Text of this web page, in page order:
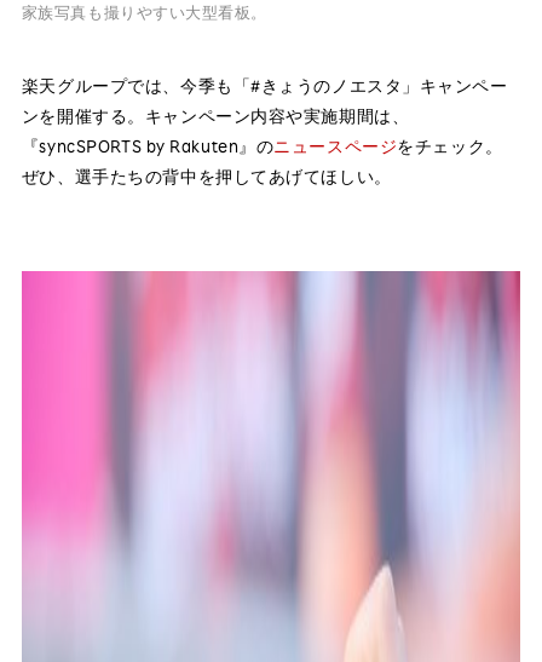
家族写真も撮りやすい大型看板。
楽天グループでは、今季も「#きょうのノエスタ」キャンペー
ンを開催する。キャンペーン内容や実施期間は、
『syncSPORTS by Rakuten』のニュースページをチェック。
ぜひ、選手たちの背中を押してあげてほしい。